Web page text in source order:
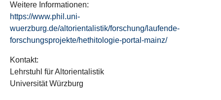
Weitere Informationen:
https://www.phil.uni-
wuerzburg.de/altorientalistik/forschung/laufende-
forschungsprojekte/hethitologie-portal-mainz/
Kontakt:
Lehrstuhl für Altorientalistik
Universität Würzburg